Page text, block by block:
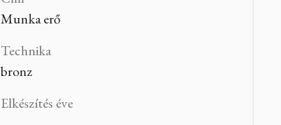
Munka erő
Technika
bronz
Elkészítés éve